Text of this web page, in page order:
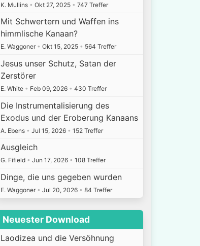
K. Mullins • Okt 27, 2025 • 747 Treffer
Mit Schwertern und Waffen ins
himmlische Kanaan?
E. Waggoner • Okt 15, 2025 • 564 Treffer
Jesus unser Schutz, Satan der
Zerstörer
E. White • Feb 09, 2026 • 430 Treffer
Die Instrumentalisierung des
Exodus und der Eroberung Kanaans
A. Ebens • Jul 15, 2026 • 152 Treffer
Ausgleich
G. Fifield • Jun 17, 2026 • 108 Treffer
Dinge, die uns gegeben wurden
E. Waggoner • Jul 20, 2026 • 84 Treffer
Neuester Download
Laodizea und die Versöhnung